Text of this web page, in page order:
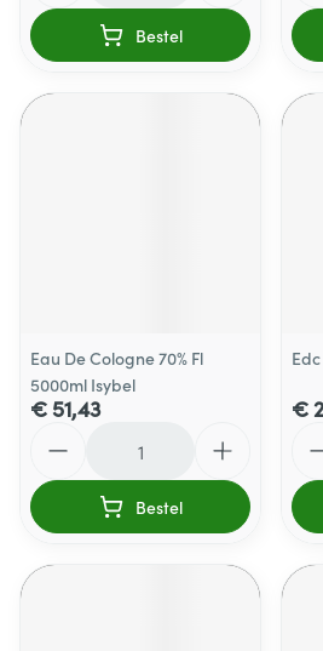
Bestel
Eau De Cologne 70% Fl
5000ml Isybel
€ 51,43
Bestel
Edc
€